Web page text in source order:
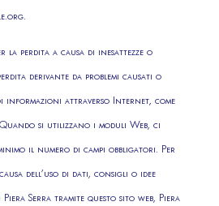
.
la perdita a causa di inesattezze o
derivante da problemi causati o
informazioni attraverso Internet, come
si utilizzano i moduli Web, ci
il numero di campi obbligatori. Per
dell’uso di dati, consigli o idee
Serra tramite questo sito web, Piera